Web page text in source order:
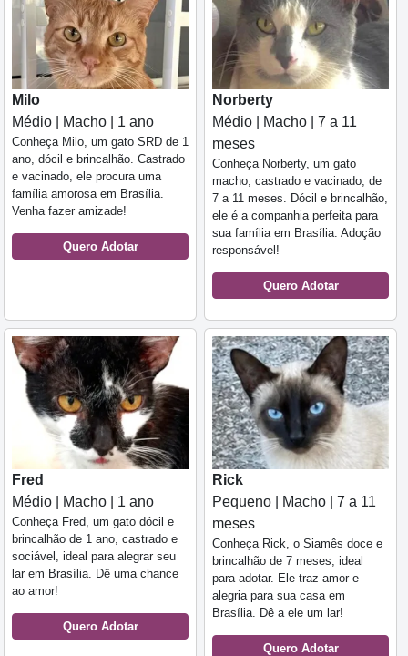
Milo
Médio | Macho | 1 ano
Conheça Milo, um gato SRD de 1
ano, dócil e brincalhão. Castrado
e vacinado, ele procura uma
família amorosa em Brasília.
Venha fazer amizade!
Quero Adotar
Norberty
Médio | Macho | 7 a 11
meses
Conheça Norberty, um gato
macho, castrado e vacinado, de
7 a 11 meses. Dócil e brincalhão,
ele é a companhia perfeita para
sua família em Brasília. Adoção
responsável!
Quero Adotar
Fred
Médio | Macho | 1 ano
Conheça Fred, um gato dócil e
brincalhão de 1 ano, castrado e
sociável, ideal para alegrar seu
lar em Brasília. Dê uma chance
ao amor!
Quero Adotar
Rick
Pequeno | Macho | 7 a 11
meses
Conheça Rick, o Siamês doce e
brincalhão de 7 meses, ideal
para adotar. Ele traz amor e
alegria para sua casa em
Brasília. Dê a ele um lar!
Quero Adotar